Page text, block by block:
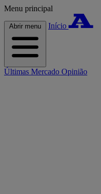
Menu principal
Abrir menu Início
Últimas Mercado Opinião